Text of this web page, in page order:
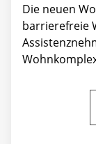
Die neuen
barrierefreie